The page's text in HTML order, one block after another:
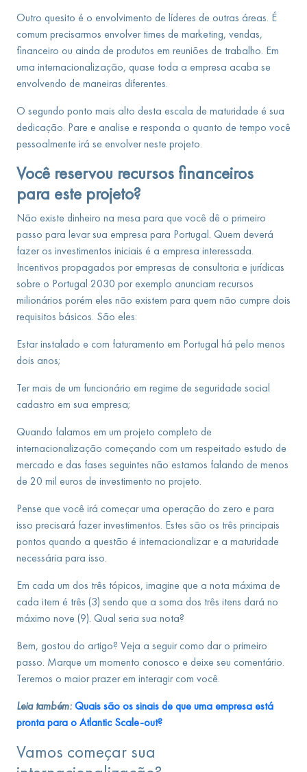
Outro quesito é o envolvimento de líderes de outras áreas. É
comum precisarmos envolver times de marketing, vendas,
financeiro ou ainda de produtos em reuniões de trabalho. Em
uma internacionalização, quase toda a empresa acaba se
envolvendo de maneiras diferentes.
O segundo ponto mais alto desta escala de maturidade é sua
dedicação. Pare e analise e responda o quanto de tempo você
pessoalmente irá se envolver neste projeto.
Você reservou recursos financeiros
para este projeto?
Não existe dinheiro na mesa para que você dê o primeiro
passo para levar sua empresa para Portugal. Quem deverá
fazer os investimentos iniciais é a empresa interessada.
Incentivos propagados por empresas de consultoria e jurídicas
sobre o Portugal 2030 por exemplo anunciam recursos
milionários porém eles não existem para quem não cumpre dois
requisitos básicos. São eles:
Estar instalado e com faturamento em Portugal há pelo menos
dois anos;
Ter mais de um funcionário em regime de seguridade social
cadastro em sua empresa;
Quando falamos em um projeto completo de
internacionalização começando com um respeitado estudo de
mercado e das fases seguintes não estamos falando de menos
de 20 mil euros de investimento no projeto.
Pense que você irá começar uma operação do zero e para
isso precisará fazer investimentos. Estes são os três principais
pontos quando a questão é internacionalizar e a maturidade
necessária para isso.
Em cada um dos três tópicos, imagine que a nota máxima de
cada item é três (3) sendo que a soma dos três itens dará no
máximo nove (9). Qual seria sua nota?
Bem, gostou do artigo? Veja a seguir como dar o primeiro
passo. Marque um momento conosco e deixe seu comentário.
Teremos o maior prazer em interagir com você.
Leia também: Quais são os sinais de que uma empresa está
pronta para o Atlantic Scale-out?
Vamos começar sua